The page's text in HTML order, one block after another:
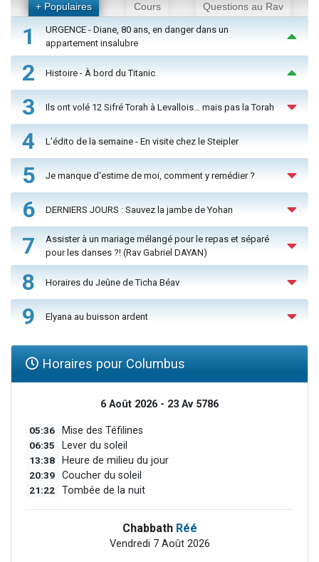
+ Populaires Cours Questions au Rav
1
URGENCE - Diane, 80 ans, en danger dans un
appartement insalubre
2 Histoire - À bord du Titanic
3 Ils ont volé 12 Sifré Torah à Levallois… mais pas la Torah
4 L'édito de la semaine - En visite chez le Steipler
5 Je manque d'estime de moi, comment y remédier ?
6 DERNIERS JOURS : Sauvez la jambe de Yohan
7
Assister à un mariage mélangé pour le repas et séparé
pour les danses ?! (Rav Gabriel DAYAN)
8 Horaires du Jeûne de Ticha Béav
9 Elyana au buisson ardent
Horaires pour Columbus
6 Août 2026 - 23 Av 5786
05:36 Mise des Téfilines
06:35 Lever du soleil
13:38 Heure de milieu du jour
20:39 Coucher du soleil
21:22 Tombée de la nuit
Chabbath Réé
Vendredi 7 Août 2026